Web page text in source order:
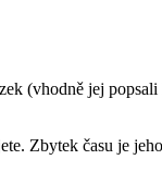
(vhodně jej
Zbytek času je